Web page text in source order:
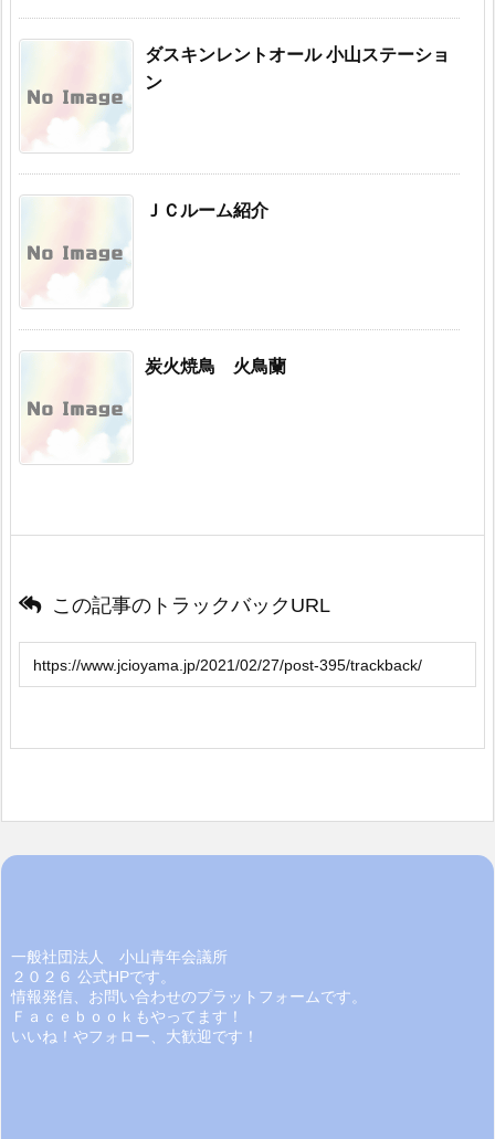
ダスキンレントオール 小山ステーショ
ン
ＪＣルーム紹介
炭火焼鳥 火鳥蘭
この記事のトラックバックURL
一般社団法人 小山青年会議所
２０２６ 公式HPです。
情報発信、お問い合わせのプラットフォームです。
Ｆａｃｅｂｏｏｋもやってます！
いいね！やフォロー、大歓迎です！